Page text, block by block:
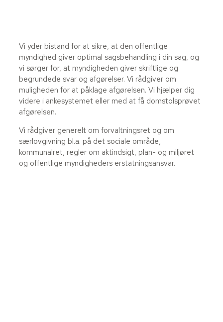
Vi yder bistand for at sikre, at den offentlige
myndighed giver optimal sagsbehandling i din sag, og
vi sørger for, at myndigheden giver skriftlige og
begrundede svar og afgørelser. Vi rådgiver om
muligheden for at påklage afgørelsen. Vi hjælper dig
videre i ankesystemet eller med at få domstolsprøvet
afgørelsen.
Vi rådgiver generelt om forvaltningsret og om
særlovgivning bl.a. på det sociale område,
kommunalret, regler om aktindsigt, plan- og miljøret
og offentlige myndigheders erstatningsansvar.